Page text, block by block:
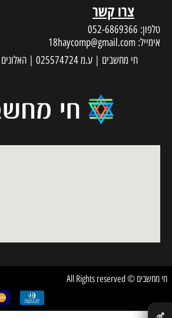
צרו קשר
טלפון: 052-6869366
אימייל: 18haycomp@gmail.com
חי מחשבים | ע.מ 025574724 | האלונים 66, יוקנעם עילית
חי מחשבים © All Rights reserved